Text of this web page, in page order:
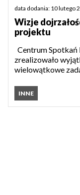
data dodania: 10 lutego
Wizje
projektu
Centrum Spotkań
zrealizowało
wielowątkowe
INNE